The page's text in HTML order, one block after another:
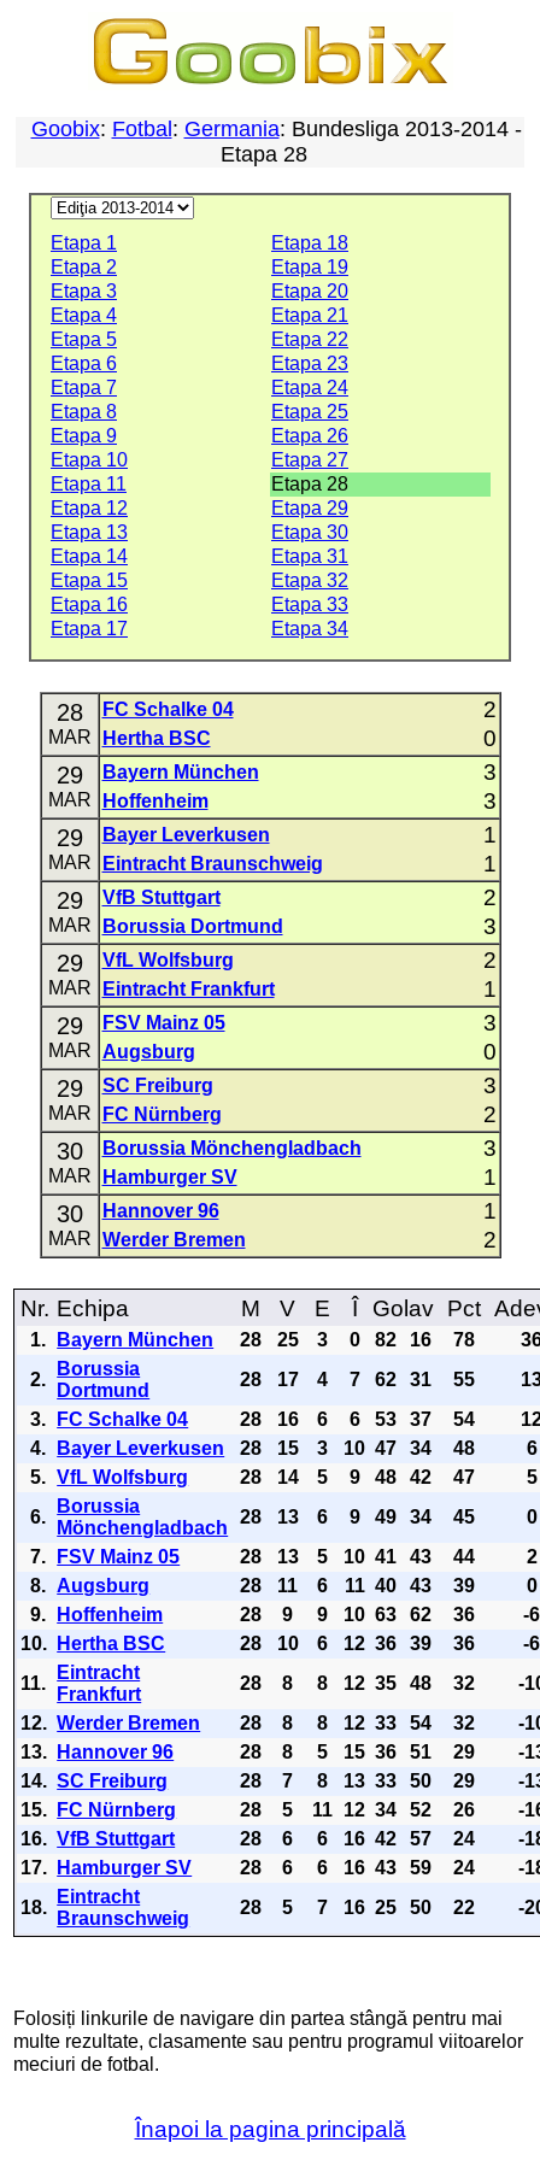
Goobix: Fotbal : Germania: Bundesliga 2013-2014 -
Etapa 28
Etapa 1
Etapa 18
Etapa 2
Etapa 19
Etapa 3
Etapa 20
Etapa 4
Etapa 21
Etapa 5
Etapa 22
Etapa 6
Etapa 23
Etapa 7
Etapa 24
Etapa 8
Etapa 25
Etapa 9
Etapa 26
Etapa 10
Etapa 27
Etapa 11
Etapa 28
Etapa 12
Etapa 29
Etapa 13
Etapa 30
Etapa 14
Etapa 31
Etapa 15
Etapa 32
Etapa 16
Etapa 33
Etapa 17
Etapa 34
28
MAR
FC Schalke 04 2
Hertha BSC 0
29
MAR
Bayern München 3
Hoffenheim 3
29
MAR
Bayer Leverkusen 1
Eintracht Braunschweig 1
29
MAR
VfB Stuttgart 2
Borussia Dortmund 3
29
MAR
VfL Wolfsburg 2
Eintracht Frankfurt 1
29
MAR
FSV Mainz 05 3
Augsburg 0
29
MAR
SC Freiburg 3
FC Nürnberg 2
30
MAR
Borussia Mönchengladbach 3
Hamburger SV 1
30
MAR
Hannover 96 1
Werder Bremen 2
Nr. Echipa M V E Î Golav Pct
1. Bayern München 28 25 3 0 82 16 78
2.
Borussia
Dortmund
28 17 4 7 62 31 55
3.
FC Schalke 04 28 16 6 6 53 37 54
4.
Bayer Leverkusen 28 15 3 10 47 34 48
6
5. VfL Wolfsburg 28 14 5 9 48 42 47
5
6.
Borussia
Mönchengladbach
28 13 6 9 49 34 45
0
7.
FSV Mainz 05 28 13 5 10 41 43 44
2
8. Augsburg 28 11 6 11 40 43 39
0
9.
Hoffenheim 28 9 9 10 63 62 36
-6
10.
Hertha BSC 28 10 6 12 36 39 36
-6
11.
Eintracht
Frankfurt
28 8 8 12 35 48 32
-
12. Werder Bremen 28 8 8 12 33 54 32
-
13.
Hannover 96 28 8 5 15 36 51 29
-
14. SC Freiburg 28 7 8 13 33 50 29
-
15.
FC Nürnberg 28 5 11 12 34 52 26
-
16. VfB Stuttgart 28 6 6 16 42 57 24
-
17.
Hamburger SV 28 6 6 16 43 59 24
-
18.
Eintracht
Braunschweig
28 5 7 16 25 50 22 -
Folosiți linkurile de navigare din partea stângă pentru mai
multe rezultate, clasamente sau pentru programul viitoarelor
meciuri de fotbal.
Înapoi la pagina principală